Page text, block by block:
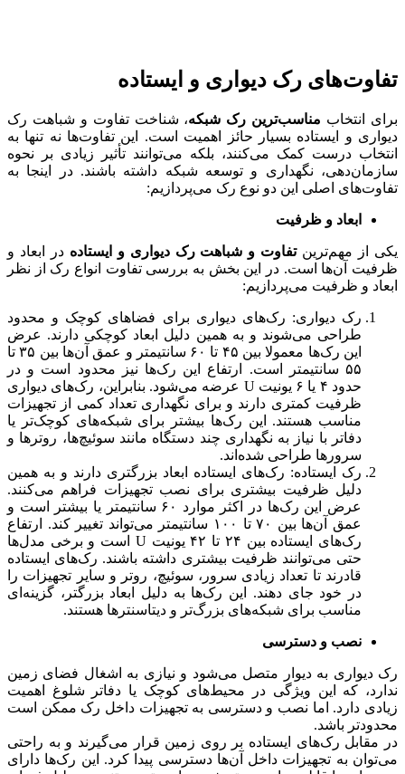
تفاوت‌های رک دیواری و ایستاده
برای انتخاب مناسب‌ترین رک شبکه، شناخت تفاوت و شباهت رک
دیواری و ایستاده بسیار حائز اهمیت است. این تفاوت‌ها نه تنها به
انتخاب درست کمک می‌کنند، بلکه می‌توانند تأثیر زیادی بر نحوه
سازمان‌دهی، نگهداری و توسعه شبکه داشته باشند. در اینجا به
تفاوت‌های اصلی این دو نوع رک می‌پردازیم:
ابعاد و ظرفیت
یکی از مهم‌ترینتفاوت و شباهت رک دیواری و ایستاده در ابعاد و
ظرفیت آن‌ها است. در این بخش به بررسی تفاوت انواع رک از نظر
ابعاد و ظرفیت می‌پردازیم:
رک دیواری: رک‌های دیواری برای فضاهای کوچک و محدود
طراحی می‌شوند و به همین دلیل ابعاد کوچکی دارند. عرض
این رک‌ها معمولا بین ۴۵ تا ۶۰ سانتیمتر و عمق آن‌ها بین ۳۵ تا
۵۵ سانتیمتر است. ارتفاع این رک‌ها نیز محدود است و در
حدود ۴ یا ۶ یونیت U عرضه می‌شود. بنابراین، رک‌های دیواری
ظرفیت کمتری دارند و برای نگهداری تعداد کمی از تجهیزات
مناسب هستند. این رک‌ها بیشتر برای شبکه‌های کوچک‌تر یا
دفاتر با نیاز به نگهداری چند دستگاه مانند سوئیچ‌ها، روترها و
سرورها طراحی شده‌اند.
رک ایستاده: رک‌های ایستاده ابعاد بزرگتری دارند و به همین
دلیل ظرفیت بیشتری برای نصب تجهیزات فراهم می‌کنند.
عرض این رک‌ها در اکثر موارد ۶۰ سانتیمتر یا بیشتر است و
عمق آن‌ها بین ۷۰ تا ۱۰۰ سانتیمتر می‌تواند تغییر کند. ارتفاع
رک‌های ایستاده بین ۲۴ تا ۴۲ یونیت U است و برخی مدل‌ها
حتی می‌توانند ظرفیت بیشتری داشته باشند. رک‌های ایستاده
قادرند تا تعداد زیادی سرور، سوئیچ، روتر و سایر تجهیزات را
در خود جای دهند. این رک‌ها به دلیل ابعاد بزرگتر، گزینه‌ای
مناسب برای شبکه‌های بزرگ‌تر و دیتاسنترها هستند.
نصب و دسترسی
رک دیواری به دیوار متصل می‌شود و نیازی به اشغال فضای زمین
ندارد، که این ویژگی در محیط‌های کوچک یا دفاتر شلوغ اهمیت
زیادی دارد. اما نصب و دسترسی به تجهیزات داخل رک ممکن است
محدودتر باشد.
در مقابل رک‌های ایستاده بر روی زمین قرار می‌گیرند و به راحتی
می‌توان به تجهیزات داخل آن‌ها دسترسی پیدا کرد. این رک‌ها دارای